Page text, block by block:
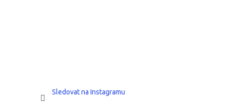
Sledovat na Instagramu